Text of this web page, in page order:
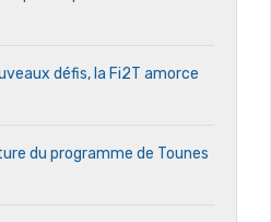
défis, la Fi2T amorce
du programme de Tounes